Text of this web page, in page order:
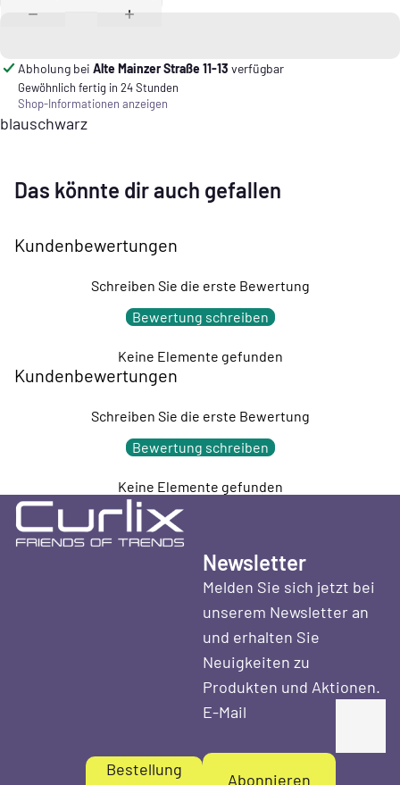
Abholung bei Alte Mainzer Straße 11-13 verfügbar
Gewöhnlich fertig in 24 Stunden
Shop-Informationen anzeigen
blauschwarz
Das könnte dir auch gefallen
Kundenbewertungen
Schreiben Sie die erste Bewertung
Bewertung schreiben
Keine Elemente gefunden
Kundenbewertungen
Schreiben Sie die erste Bewertung
Bewertung schreiben
Keine Elemente gefunden
Bestellung
Newsletter
Melden Sie sich jetzt bei
unserem Newsletter an
und erhalten Sie
Neuigkeiten zu
Produkten und Aktionen.
E-Mail
Abonnieren